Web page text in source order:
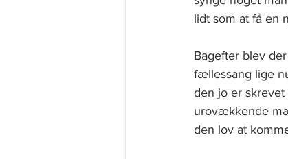
lidt som at få en
Bagefter blev
fællessang lige
den jo er skrevet
urovækkende
den lov at